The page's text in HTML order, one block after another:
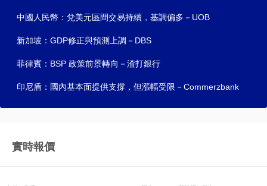
中國人民幣：兌美元區間交易持續，基調偏多－UOB
新加坡：GDP修正與預測上調－DBS
菲律賓：BSP 政策前景轉向－渣打銀行
印尼盾：國內基本面提供支撐，但漲幅受限－Commerzbank
實時報價